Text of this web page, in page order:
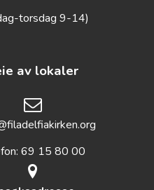
torsdag 9-14)
av lokaler
69 15 80 00